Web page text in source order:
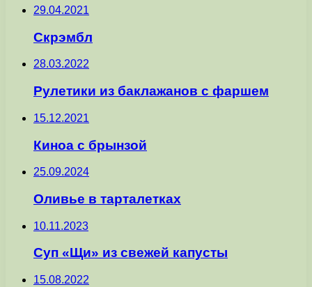
29.04.2021
Скрэмбл
28.03.2022
Рулетики из баклажанов с фаршем
15.12.2021
Киноа с брынзой
25.09.2024
Оливье в тарталетках
10.11.2023
Суп «Щи» из свежей капусты
15.08.2022